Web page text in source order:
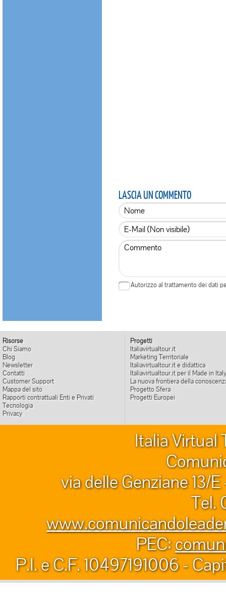
LASCIA UN COMMENTO
Autorizzo al trattamento dei dati
Risorse
Chi Siamo
Blog
Newsletter
Contatti
Customer Support
Mappa del sito
Rapporti contrattuali Enti e Privati
Tecnologia
Privacy
Progetti
Italiavirtualtour.it
Marketing Territoriale
Italiavirtualtour.it e didattica
Italiavirtualtour.it per il Made in Italy
La nuova frontiera della
Progetto Sfera
Progetti Europei
Italia Virtual
via delle Genziane 13/
Tel.
PEC:
P.I. e C.F. 10497191006 -